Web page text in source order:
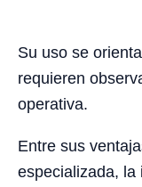
Su uso se
requieren
operativa.
Entre sus
especializada, la